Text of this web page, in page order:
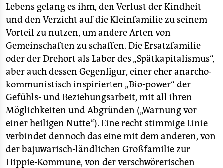
Lebens gelang es ihm, den Verlust der Kindheit
und den Verzicht auf die Kleinfamilie zu seinem
Vorteil zu nutzen, um andere Arten von
Gemeinschaften zu schaffen. Die Ersatzfamilie
oder der Drehort als Labor des „Spätkapitalismus“,
aber auch dessen Gegenfigur, einer eher anarcho-
kommunistisch inspirierten „Bio-power“ der
Gefühls- und Beziehungsarbeit, mit all ihren
Möglichkeiten und Abgründen („Warnung vor
einer heiligen Nutte“). Eine recht stimmige Linie
verbindet dennoch das eine mit dem anderen, von
der bajuwarisch-ländlichen Großfamilie zur
Hippie-Kommune, von der verschwörerischen